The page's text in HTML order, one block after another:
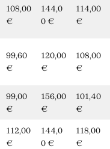
108,00
€
144,0
0 €
114,00
€
99,60
€
120,00
€
108,00
€
99,00
€
156,00
€
101,40
€
112,00
€
144,0
0 €
118,00
€